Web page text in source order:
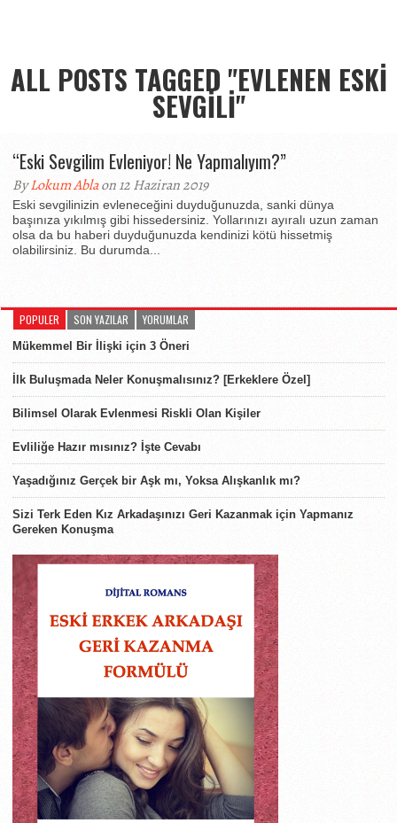
ALL POSTS TAGGED "EVLENEN ESKI
SEVGILI"
“Eski Sevgilim Evleniyor! Ne Yapmalıyım?”
ByLokum Ablaon 12 Haziran 2019
Eski sevgilinizin evleneceğini duyduğunuzda, sanki dünya
başınıza yıkılmış gibi hissedersiniz. Yollarınızı ayıralı uzun zaman
olsa da bu haberi duyduğunuzda kendinizi kötü hissetmiş
olabilirsiniz. Bu durumda...
POPULER SON YAZILAR YORUMLAR
Mükemmel Bir İlişki için 3 Öneri
İlk Buluşmada Neler Konuşmalısınız? [Erkeklere Özel]
Bilimsel Olarak Evlenmesi Riskli Olan Kişiler
Evliliğe Hazır mısınız? İşte Cevabı
Yaşadığınız Gerçek bir Aşk mı, Yoksa Alışkanlık mı?
Sizi Terk Eden Kız Arkadaşınızı Geri Kazanmak için Yapmanız
Gereken Konuşma